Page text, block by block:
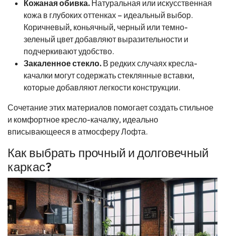
Кожаная обивка. Натуральная или искусственная
кожа в глубоких оттенках – идеальный выбор.
Коричневый, коньячный, черный или темно-
зеленый цвет добавляют выразительности и
подчеркивают удобство.
Закаленное стекло. В редких случаях кресла-
качалки могут содержать стеклянные вставки,
которые добавляют легкости конструкции.
Сочетание этих материалов помогает создать стильное
и комфортное кресло-качалку, идеально
вписывающееся в атмосферу Лофта.
Как выбрать прочный и долговечный
каркас?